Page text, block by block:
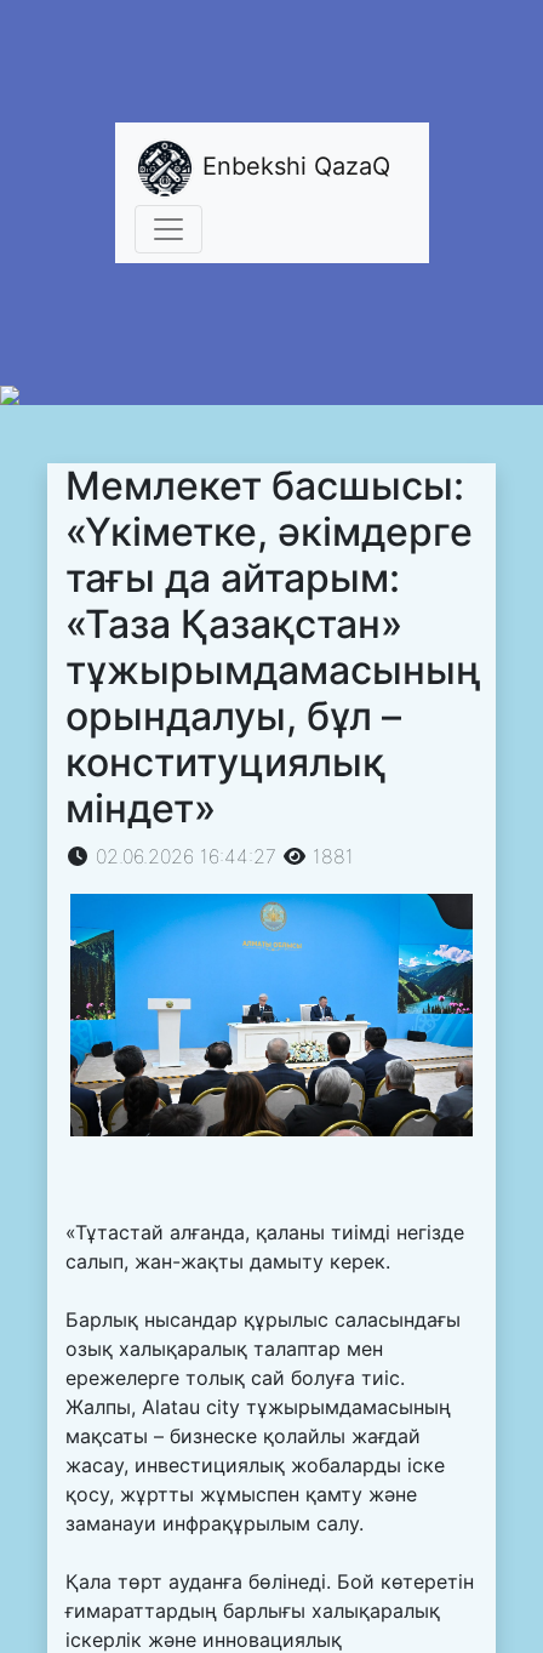
Enbekshi QazaQ
Мемлекет басшысы:
«Үкіметке, әкімдерге
тағы да айтарым:
«Таза Қазақстан»
тұжырымдамасының
орындалуы, бұл –
конституциялық
міндет»
02.06.2026 16:44:27 1881
«Тұтастай алғанда, қаланы тиімді негізде
салып, жан-жақты дамыту керек.
Барлық нысандар құрылыс саласындағы
озық халықаралық талаптар мен
ережелерге толық сай болуға тиіс.
Жалпы, Alatau city тұжырымдамасының
мақсаты – бизнеске қолайлы жағдай
жасау, инвестициялық жобаларды іске
қосу, жұртты жұмыспен қамту және
заманауи инфрақұрылым салу.
Қала төрт ауданға бөлінеді. Бой көтеретін
ғимараттардың барлығы халықаралық
іскерлік және инновациялық